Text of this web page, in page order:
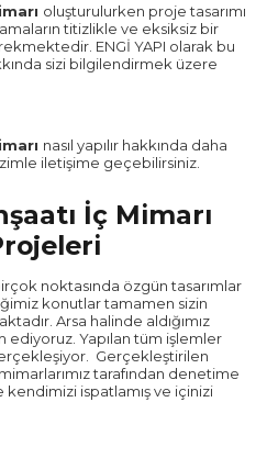
oluşturulurken proje tasarımı
titizlikle ve eksiksiz bir
ENGİ YAPI olarak bu
sizi bilgilendirmek üzere
nasıl yapılır hakkında daha
iletişime geçebilirsiniz.
İç Mimarı
noktasında özgün tasarımlar
konutlar tamamen sizin
Arsa halinde aldığımız
Yapılan tüm işlemler
Gerçekleştirilen
tarafından denetime
ispatlamış ve içinizi